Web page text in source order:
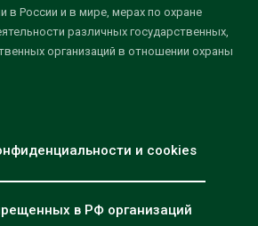
в России и в мире, мерах по охране
различных государственных,
организаций в отношении охраны
и cookies
в РФ организаций